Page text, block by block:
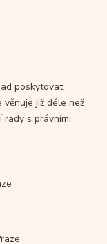
poskytovat
věnuje již déle než
rady s právními